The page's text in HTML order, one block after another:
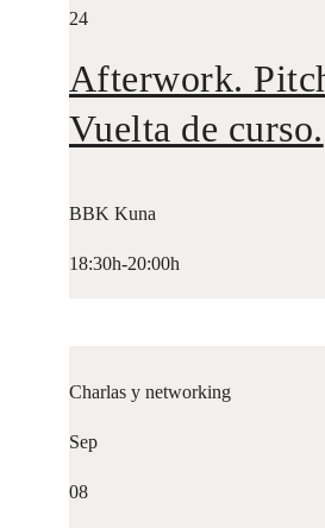
24
Afterwork.
Vuelta de curso.
BBK Kuna
18:30h-20:00h
Charlas y networking
Sep
08